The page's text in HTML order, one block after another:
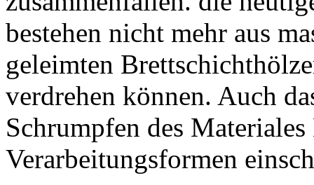
bestehen nicht mehr aus
geleimten
verdrehen können. Auch
Schrumpfen des
Verarbeitungsformen